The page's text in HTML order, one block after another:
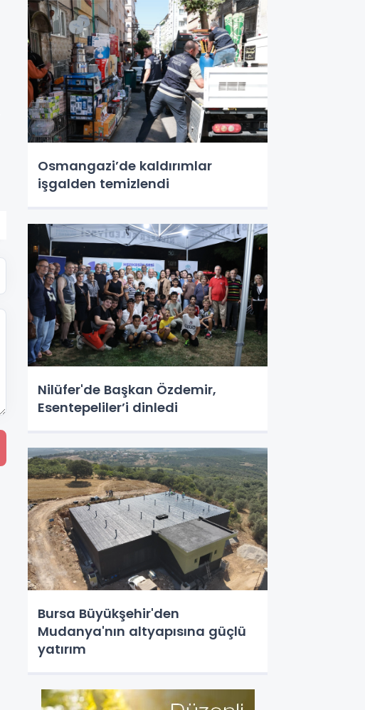
Osmangazi’de kaldırımlar
işgalden temizlendi
Nilüfer'de Başkan Özdemir,
Esentepeliler’i dinledi
Bursa Büyükşehir'den
Mudanya'nın altyapısına güçlü
yatırım